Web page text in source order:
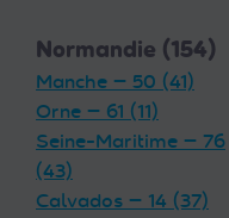
Normandie (154)
Manche — 50 (41)
Orne — 61 (11)
Seine-Maritime — 76
(43)
Calvados — 14 (37)